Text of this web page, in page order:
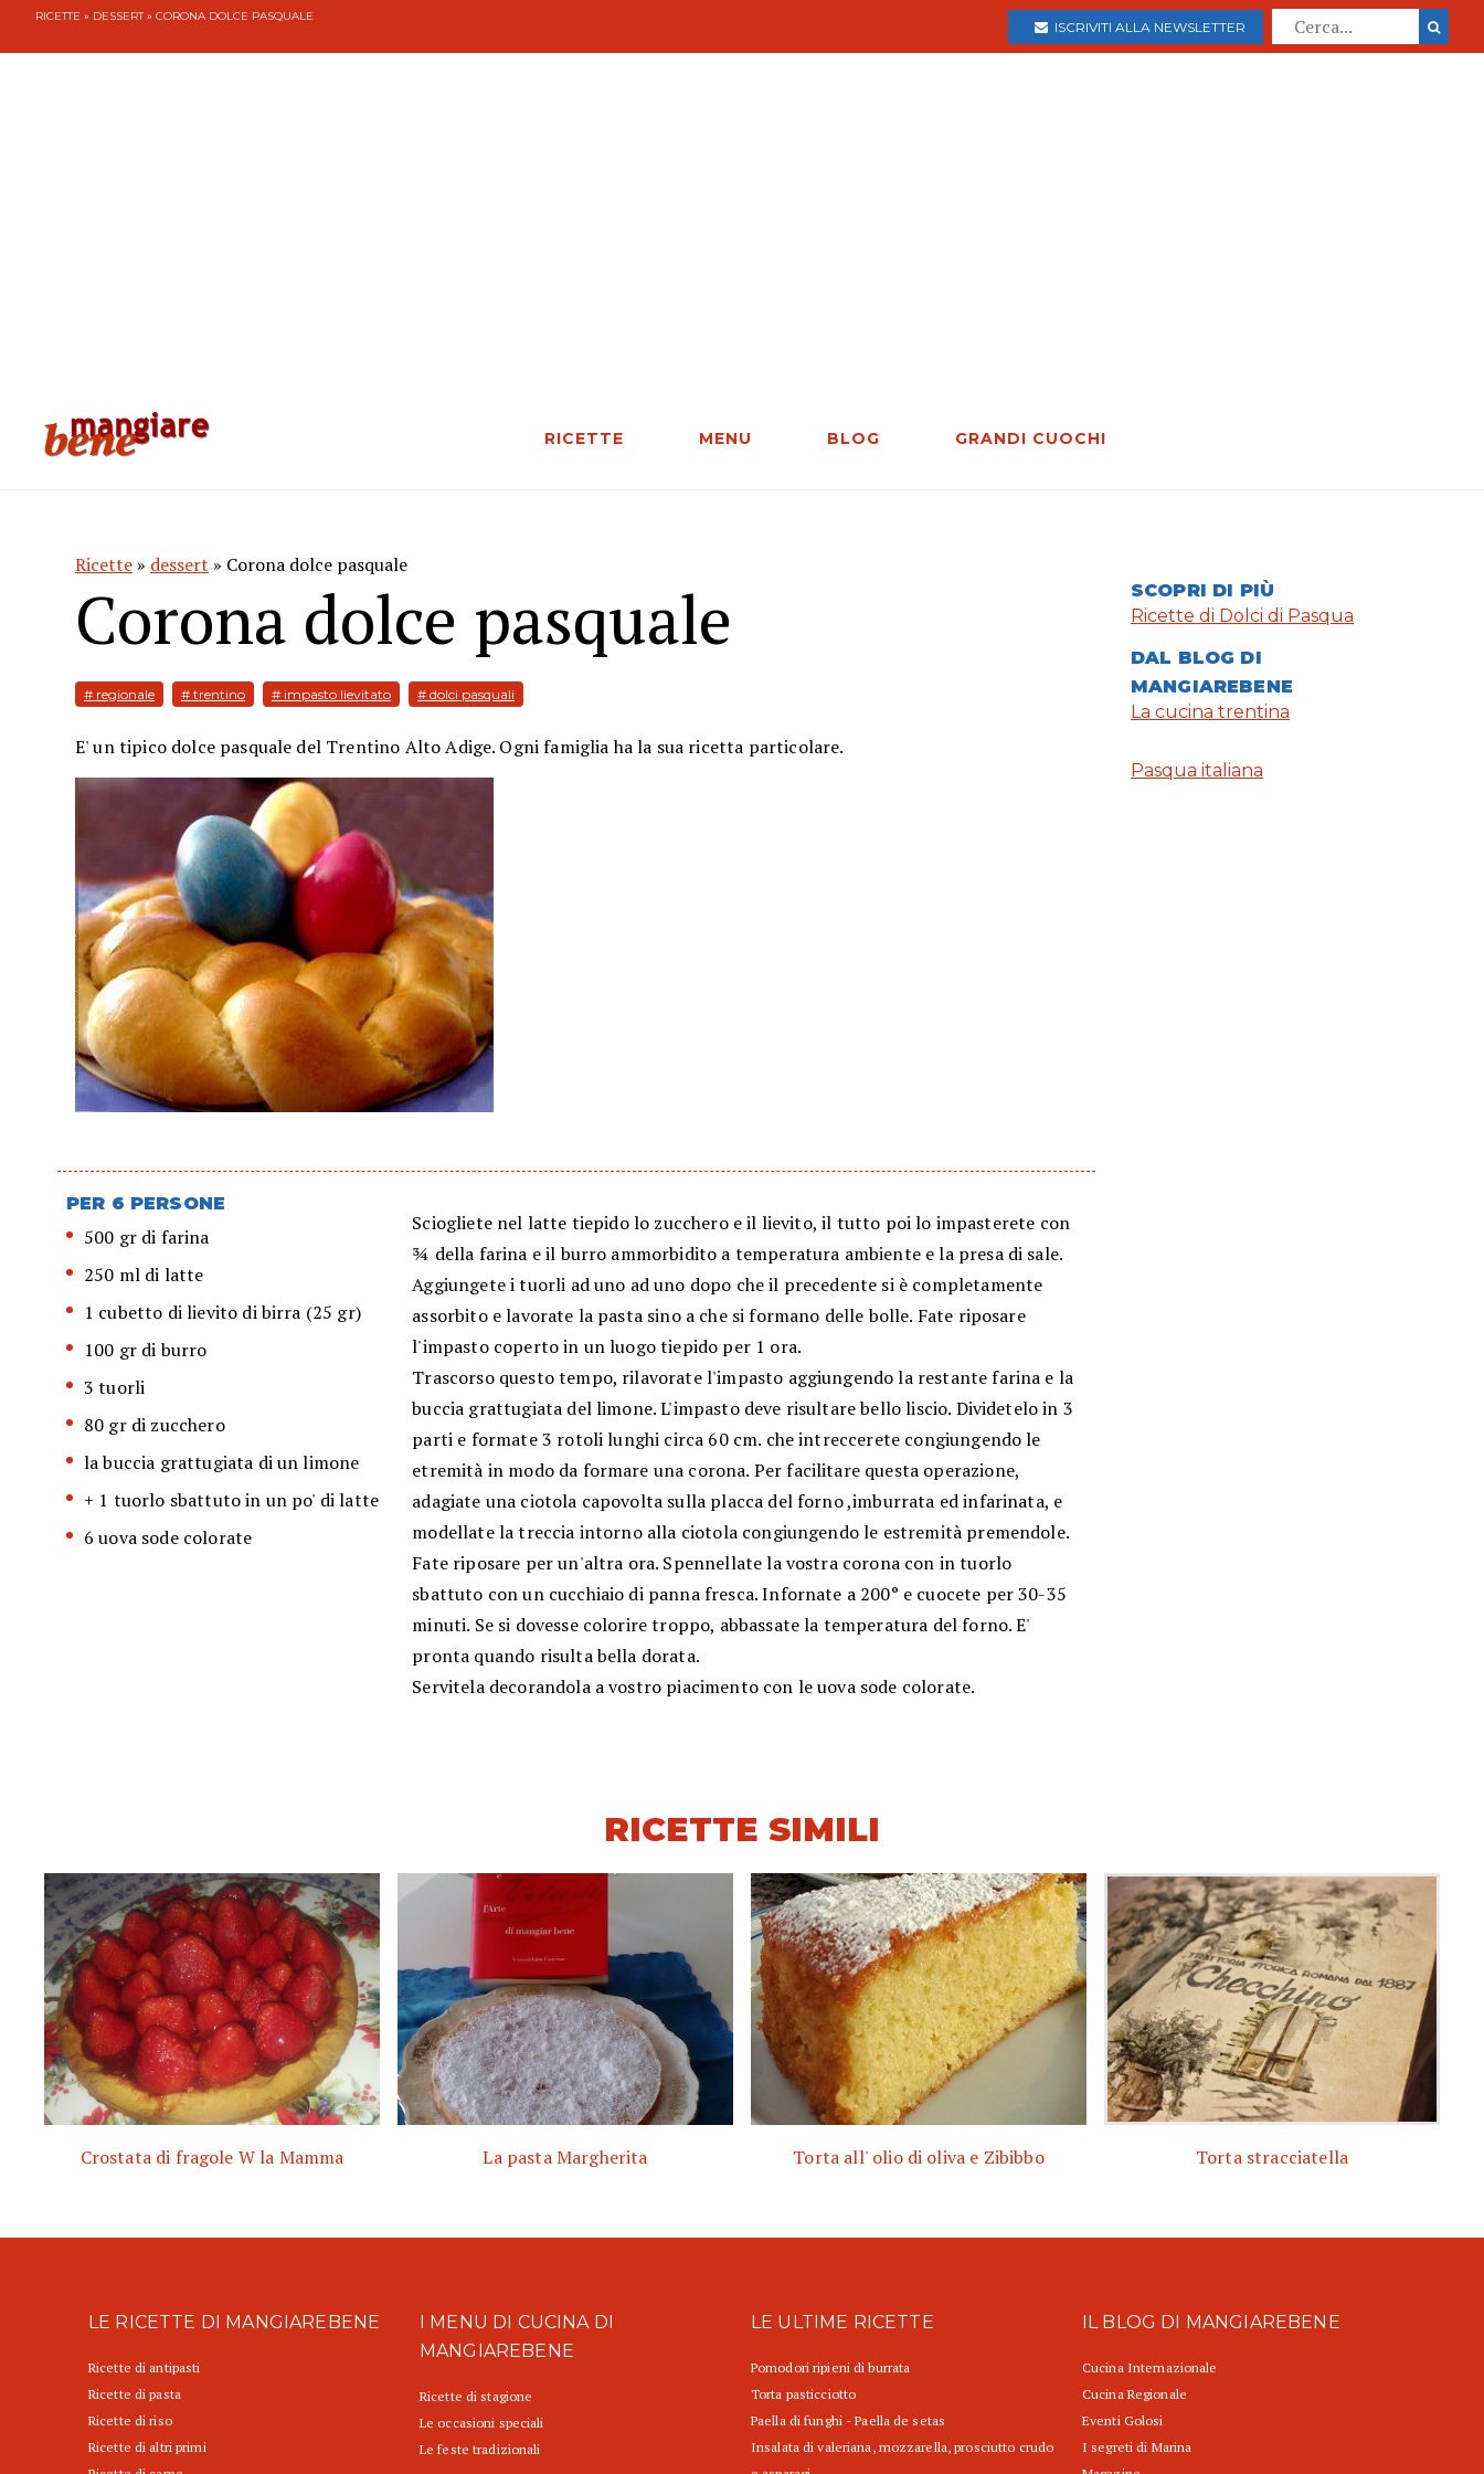
RICETTE » DESSERT» CORONA DOLCE PASQUALE
ISCRIVITI ALLA NEWSLETTER
RICETTE MENU BLOG GRANDI CUOCHI
Ricette » dessert » Corona dolce pasquale
Corona dolce pasquale
# regionale # trentino # impasto lievitato # dolci pasquali
E' un tipico dolce pasquale del Trentino Alto Adige. Ogni famiglia ha la sua ricetta particolare.
PER 6 PERSONE
500 gr di farina
250 ml di latte
1 cubetto di lievito di birra (25 gr)
100 gr di burro
3 tuorli
80 gr di zucchero
la buccia grattugiata di un limone
+ 1 tuorlo sbattuto in un po' di latte
6 uova sode colorate
Sciogliete nel latte tiepido lo zucchero e il lievito, il tutto poi lo impasterete con
¾ della farina e il burro ammorbidito a temperatura ambiente e la presa di sale.
Aggiungete i tuorli ad uno ad uno dopo che il precedente si è completamente
assorbito e lavorate la pasta sino a che si formano delle bolle. Fate riposare
l'impasto coperto in un luogo tiepido per 1 ora.
Trascorso questo tempo, rilavorate l'impasto aggiungendo la restante farina e la
buccia grattugiata del limone. L'impasto deve risultare bello liscio. Dividetelo in 3
parti e formate 3 rotoli lunghi circa 60 cm. che intreccerete congiungendo le
etremità in modo da formare una corona. Per facilitare questa operazione,
adagiate una ciotola capovolta sulla placca del forno ,imburrata ed infarinata, e
modellate la treccia intorno alla ciotola congiungendo le estremità premendole.
Fate riposare per un'altra ora. Spennellate la vostra corona con in tuorlo
sbattuto con un cucchiaio di panna fresca. Infornate a 200° e cuocete per 30-35
minuti. Se si dovesse colorire troppo, abbassate la temperatura del forno. E'
pronta quando risulta bella dorata.
Servitela decorandola a vostro piacimento con le uova sode colorate.
SCOPRI DI PIÙ
Ricette di Dolci di Pasqua
DAL BLOG DI
MANGIAREBENE
La cucina trentina
Pasqua italiana
RICETTE SIMILI
Crostata di fragole W la Mamma La pasta Margherita Torta all' olio di oliva e Zibibbo Torta stracciatella
LE RICETTE DI MANGIAREBENE
Ricette di antipasti
Ricette di pasta
Ricette di riso
Ricette di altri primi
I MENU DI CUCINA DI
MANGIAREBENE
Ricette di stagione
Le occasioni speciali
Le feste tradizionali
LE ULTIME RICETTE
Pomodori ripieni di burrata
Torta pasticciotto
Paella di funghi - Paella de setas
Insalata di valeriana, mozzarella, prosciutto crudo
IL BLOG DI MANGIAREBENE
Cucina Internazionale
Cucina Regionale
Eventi Golosi
I segreti di Marina